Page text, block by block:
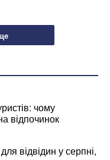
чому
відпочинок
відвідин у серпні,